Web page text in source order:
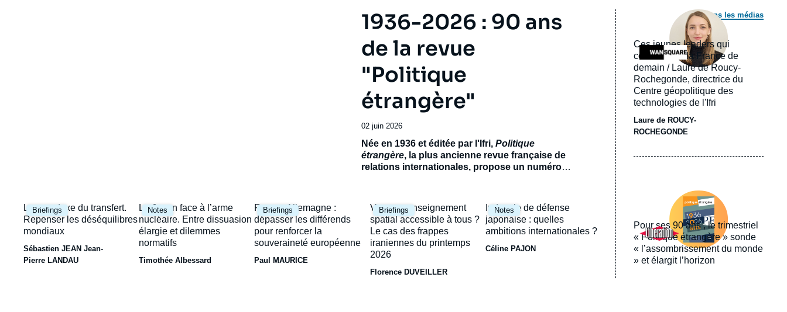
1936-2026 : 90 ans
de la revue
"Politique
étrangère"
Date
publication
02 juin 2026
Accroche
Née en 1936 et éditée par l'Ifri, Politique
étrangère, la plus ancienne revue française de
relations internationales, propose un numéro
contributeurs français et étrangers, ce numéro
ambitionne de dresser le panorama d’un monde
incertain et de ses avenirs possibles.
Briefings
Image
principale
Le paradoxe du transfert.
Repenser les déséquilibres
mondiaux
Sébastien JEAN Jean-
Pierre LANDAU
Notes
Image
principale
Le Japon face à l’arme
nucléaire. Entre dissuasion
élargie et dilemmes
normatifs
Timothée Albessard
Briefings
Image
principale
France-Allemagne :
dépasser les différends
pour renforcer la
souveraineté européenne
Paul MAURICE
Briefings
Image
principale
Vers un renseignement
spatial accessible à tous ?
Le cas des frappes
iraniennes du printemps
2026
Florence DUVEILLER
Notes
Image
principale
Industrie de défense
japonaise : quelles
ambitions internationales ?
Céline PAJON
Dans les médias
Logo
Image
principale
médiatique
Ces jeunes leaders qui
construisent la France de
demain / Laure de Roucy-
Rochegonde, directrice du
Centre géopolitique des
technologies de l'Ifri
Laure de ROUCY-
ROCHEGONDE
Logo
Image
principale
médiatique
Pour ses 90 ans , le trimestriel
« Politique étrangère » sonde
« l’assombrissement du monde
» et élargit l’horizon